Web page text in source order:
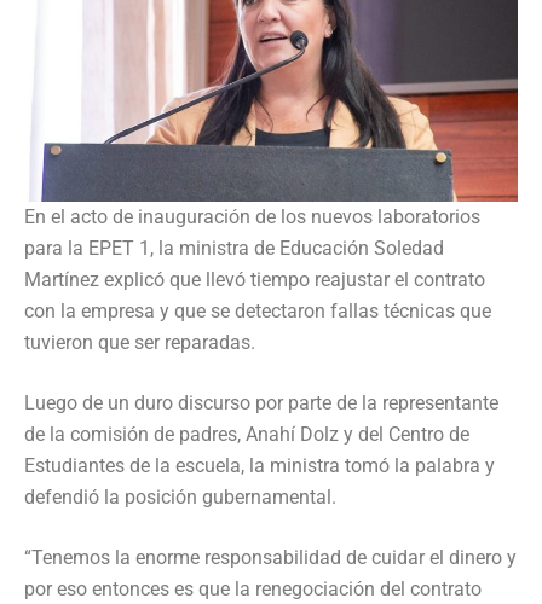
En el acto de inauguración de los nuevos laboratorios
para la EPET 1, la ministra de Educación Soledad
Martínez explicó que llevó tiempo reajustar el contrato
con la empresa y que se detectaron fallas técnicas que
tuvieron que ser reparadas.
Luego de un duro discurso por parte de la representante
de la comisión de padres, Anahí Dolz y del Centro de
Estudiantes de la escuela, la ministra tomó la palabra y
defendió la posición gubernamental.
“Tenemos la enorme responsabilidad de cuidar el dinero y
por eso entonces es que la renegociación del contrato